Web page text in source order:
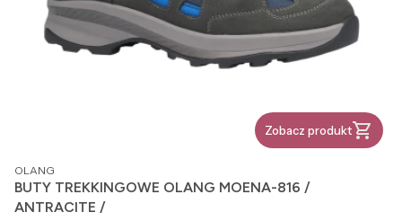
Zobacz produkt
PRODUCENT
OLANG
BUTY TREKKINGOWE OLANG MOENA-816 /
ANTRACITE /